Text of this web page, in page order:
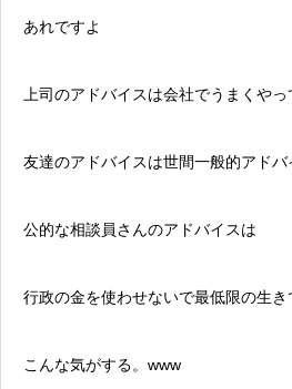
あれですよ
上司のアドバイスは会社でうまくや
友達のアドバイスは世間一般的アドバ
公的な相談員さんのアドバイスは
行政の金を使わせないで最低限の生
こんな気がする。www